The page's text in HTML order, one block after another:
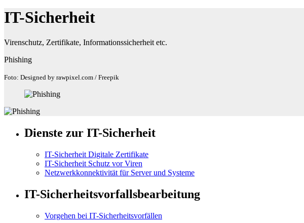
IT-Sicherheit
Virenschutz, Zertifikate, Informationssicherheit etc.
Phishing
Foto: Designed by rawpixel.com / Freepik
Dienste zur IT-Sicherheit
IT-Sicherheit Digitale Zertifikate
IT-Sicherheit Schutz vor Viren
Netzwerkkonnektivität für Server und Systeme
IT-Sicherheitsvorfallsbearbeitung
Vorgehen bei IT-Sicherheitsvorfällen